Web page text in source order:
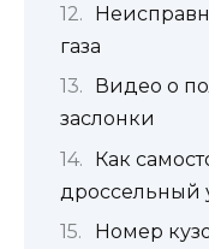
газа
Видео о
заслонки
Как
дроссельный
Номер